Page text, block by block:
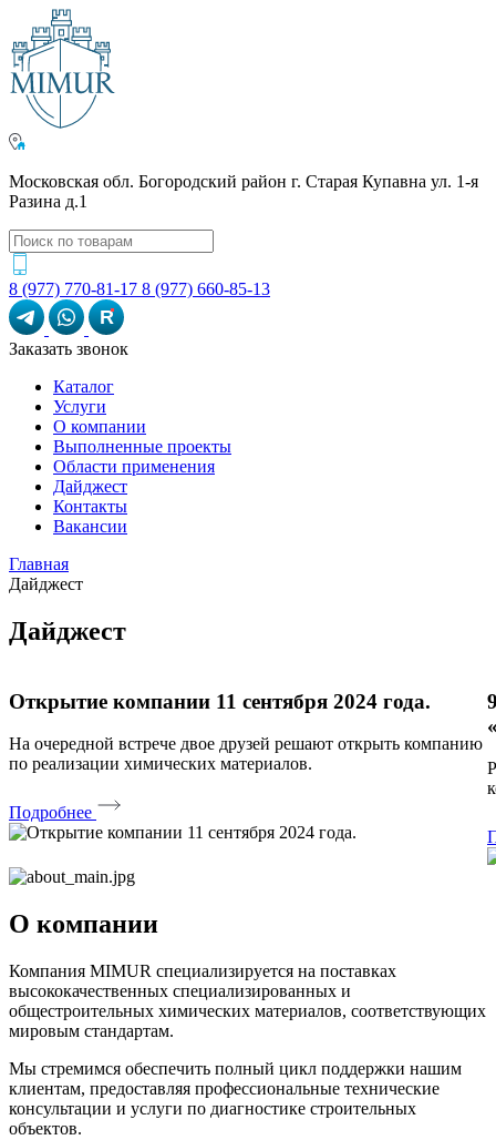
Московская обл. Богородский район г. Старая Купавна ул. 1-я
Разина д.1
8 (977) 770-81-17 8 (977) 660-85-13
R
Заказать звонок
Каталог
Услуги
О компании
Выполненные проекты
Области применения
Дайджест
Контакты
Вакансии
Главная
Дайджест
Дайджест
Открытие компании 11 сентября 2024 года.
На очередной встрече двое друзей решают открыть компанию
по реализации химических материалов.
Подробнее
О компании
Компания MIMUR специализируется на поставках
высококачественных специализированных и
общестроительных химических материалов, соответствующих
мировым стандартам.
Мы стремимся обеспечить полный цикл поддержки нашим
клиентам, предоставляя профессиональные технические
консультации и услуги по диагностике строительных
объектов.